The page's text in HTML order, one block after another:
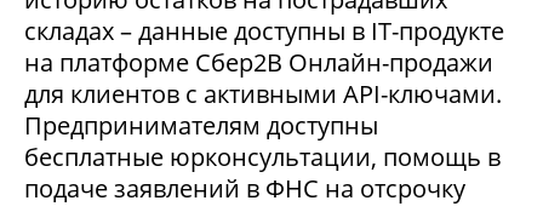
складах – данные доступны в IT-продукте
на платформе Сбер2В Онлайн-продажи
для клиентов с активными API-ключами.
Предпринимателям доступны
бесплатные юрконсультации, помощь в
подаче заявлений в ФНС на отсрочку